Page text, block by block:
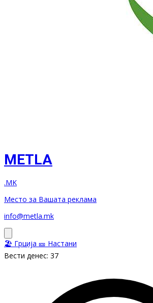
METLA
.MK
Место за Вашата реклама
info@metla.mk
🏖️ Грција 🎫 Настани
Вести денес: 37